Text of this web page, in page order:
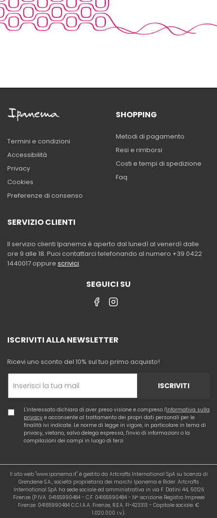
Termini e condizioni
Accessibilità
Privacy
Cookies
Preferenze di consenso
SHOPPING
Metodi di pagamento
Resi e rimborsi
Costi e tempi di spedizione
Faq
SERVIZIO CLIENTI
Il servizio clienti Ipanema è aperto dal lunedì al venerdì dalle
ore 9 alle 18. Puoi contattarci telefonando al numero +39 0422
1440017 oppure scrivici.
SEGUICI SU
ISCRIVITI ALLA NEWSLETTER
Ricevi uno sconto del 10% sul tuo primo acquisto!
ISCRIVITI
L'interessato dichiara di aver preso visione e compreso l'informativa sulla
privacy e acconsente al trattamento dei propri dati personali per le
finalità ivi indicate. Le norme di legge in vigore, in particolare in tema di
privacy, vietano, salvo delega espressa, l'invio di informazioni o la
compilazioni dei campi in luogo di terzi
Il sito web "www.ipanema.it" è gestito da Artcrafts International SpA su licenza di
Grendene S.A., società proprietaria dei marchi Ipanema e Rider. Artcrafts
International SpA ha sede sociale ed amministrativa in via F. Datini 44, 50126
Firenze (P.IVA: 04165990484 - C.F. 04165990484 - N° iscrizione Registro Imprese
Firenze: 04165990484 C.C.I.A.A. Firenze, R.E.A. FI-423313 - Capitale sociale: €
1.020.000 i.v.).